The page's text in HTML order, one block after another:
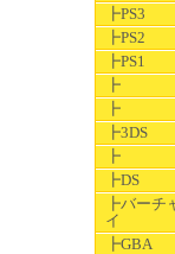
┣PS3
┣PS2
┣PS1
┣
┣
┣3DS
┣
┣DS
┣バーチ
イ
┣GBA